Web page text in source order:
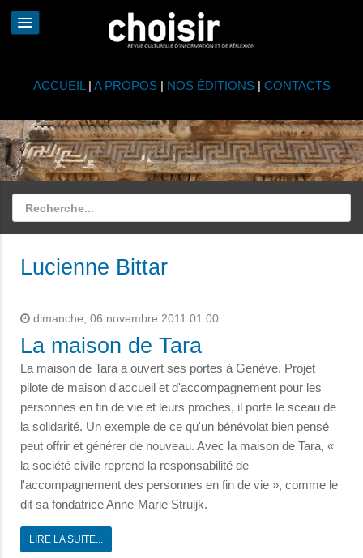
ACCUEIL | A PROPOS| NOS ÉDITIONS| CONTACTS
Lucienne Bittar
dimanche, 06 novembre 2011 01:00
La maison de Tara
La maison de Tara a ouvert ses portes à Genève. Projet
pilote de maison d'accueil et d'accompagnement pour les
personnes en fin de vie et leurs proches, il porte le sceau de
la solidarité. Un exemple de ce qu'un bénévolat bien pensé
peut offrir et générer de nouveau. Avec la maison de Tara, «
la société civile reprend la responsabilité de
l'accompagnement des personnes en fin de vie », comme le
dit sa fondatrice Anne-Marie Struijk.
LIRE LA SUITE...